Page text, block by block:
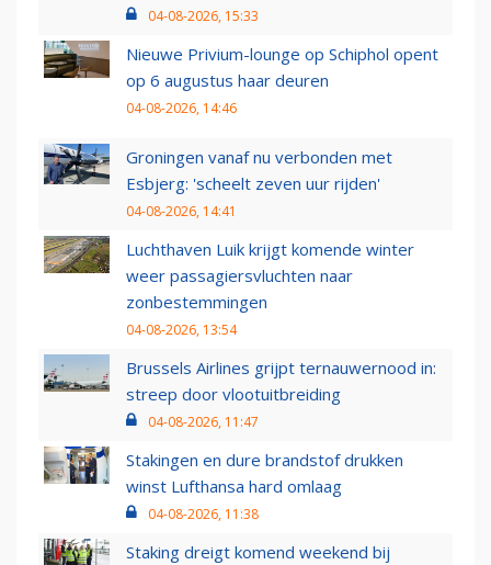
04-08-2026, 15:33
Nieuwe Privium-lounge op Schiphol opent
op 6 augustus haar deuren
04-08-2026, 14:46
Groningen vanaf nu verbonden met
Esbjerg: 'scheelt zeven uur rijden'
04-08-2026, 14:41
Luchthaven Luik krijgt komende winter
weer passagiersvluchten naar
zonbestemmingen
04-08-2026, 13:54
Brussels Airlines grijpt ternauwernood in:
streep door vlootuitbreiding
04-08-2026, 11:47
Stakingen en dure brandstof drukken
winst Lufthansa hard omlaag
04-08-2026, 11:38
Staking dreigt komend weekend bij